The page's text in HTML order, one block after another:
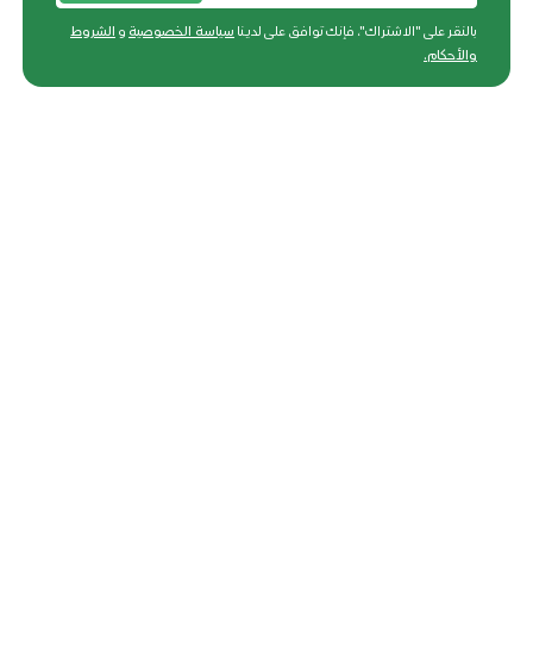
بالنقر على "الاشتراك"، فإنك توافق على لدينا سياسة الخصوصية و الشروط
والأحكام.